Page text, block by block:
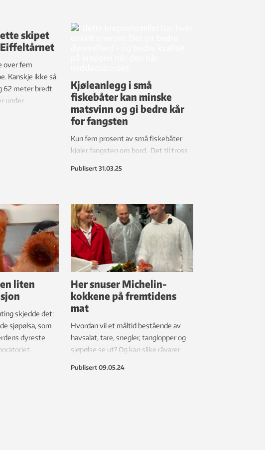
gress, til å produsere kortreiste
skipet
over fem
Kanskje ikke så
62 meter bredt
under
Kjøleanlegg i små
fiskebåter kan minske
matsvinn og gi bedre kår
for fangsten
Kun fem prosent av små fiskebåter
kjøler fangsten om bord. Det til tross
Publisert 31.03.25
liten
skjedde det:
sjøpølsa, som
dyreste
Her snuser Michelin-
kokkene på fremtidens
mat
Hvordan vil et måltid bestående av
havsalat, tare, snegler, tanglopper og
sjøpølse se ut? Og kan slike råvarer
Publisert 09.05.24